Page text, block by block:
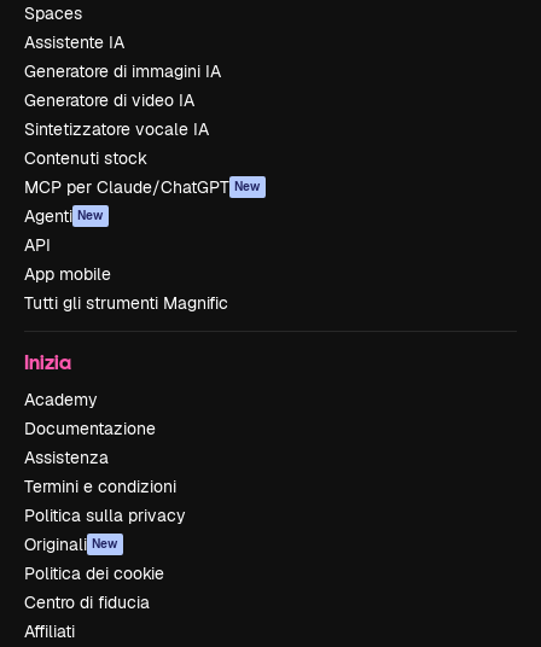
Spaces
Assistente IA
Generatore di immagini IA
Generatore di video IA
Sintetizzatore vocale IA
Contenuti stock
MCP per Claude/ChatGPT New
Agenti New
API
App mobile
Tutti gli strumenti Magnific
Inizia
Academy
Documentazione
Assistenza
Termini e condizioni
Politica sulla privacy
Originali New
Politica dei cookie
Centro di fiducia
Affiliati